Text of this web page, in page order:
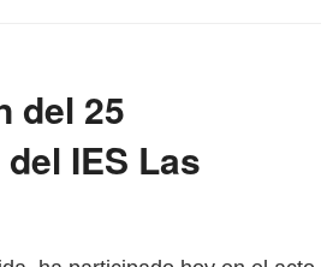
del 25
IES Las